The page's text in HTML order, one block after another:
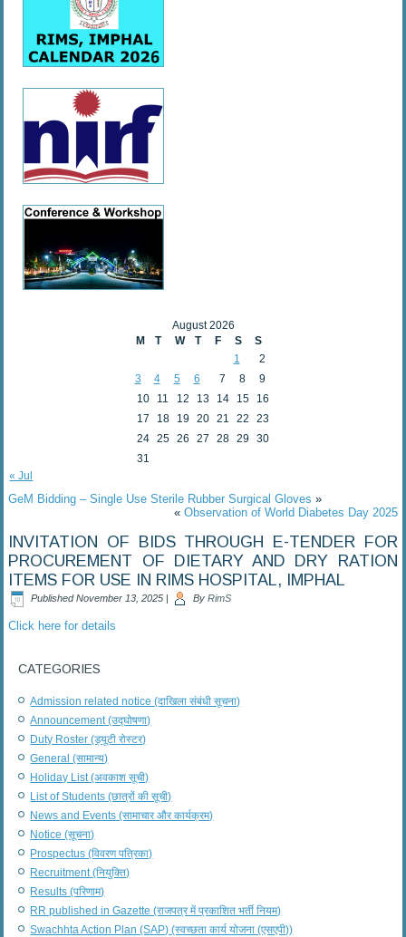
August 2026
M
T W T F S
S
1
2
3
4 5 6 7 8
9
10
11 12 13 14 15
16
17
18 19 20 21 22
23
24 25 26 27 28 29
30
31
« Jul
GeM Bidding – Single Use Sterile Rubber Surgical Gloves »
« Observation of World Diabetes Day 2025
INVITATION OF BIDS THROUGH E-TENDER FOR
PROCUREMENT OF DIETARY AND DRY RATION
ITEMS FOR USE IN RIMS HOSPITAL, IMPHAL
Published November 13, 2025 | By RimS
Click here for details
CATEGORIES
Admission related notice (दाखिला संबंधी सूचना)
Announcement (उद्घोषणा)
Duty Roster (ड्यूटी रोस्टर)
General (सामान्य)
Holiday List (अवकाश सूची)
List of Students (छात्रों की सूची)
News and Events (सामाचार और कार्यक्रम)
Notice (सूचना)
Prospectus (विवरण पत्रिका)
Recruitment (नियुक्ति)
Results (परिणाम)
RR published in Gazette (राजपत्र में प्रकाशित भर्ती नियम)
Swachhta Action Plan (SAP) (स्वच्छता कार्य योजना (एसएपी))